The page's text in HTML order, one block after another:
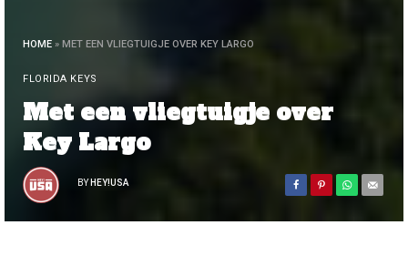
HOME » MET EEN VLIEGTUIGJE OVER KEY LARGO
FLORIDA KEYS
Met een vliegtuigje over
Key Largo
BY HEY!USA